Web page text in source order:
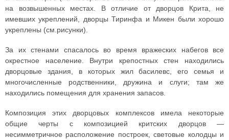
на возвышенных местах. В отличие от дворцов Крита, не
имевших укреплений, дворцы Тиринфа и Микен были хорошо
укреплены (см.рисунки).
За их стенами спасалось во время вражеских набегов все
окрестное население. Внутри крепостных стен находились
дворцовые здания, в которых жил басилевс, его семья и
многочисленные родственники, дружина и слуги; там же
находились помещения для хранения запасов.
Композиция этих дворцовых комплексов имела некоторые
общие черты с композицией критских дворцов —
несимметричное расположение построек, световые колодцы и